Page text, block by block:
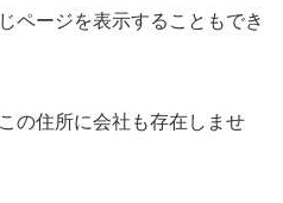
ページを表示することもでき
の住所に会社も存在しませ